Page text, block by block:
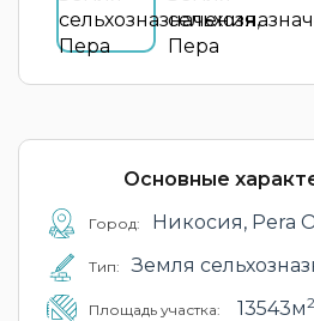
Основные
Город: Никосия, Pera
Тип: Земля
Площадь участка: 13543м2